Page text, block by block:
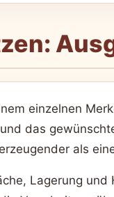
einzelnen
das
als
Lagerung